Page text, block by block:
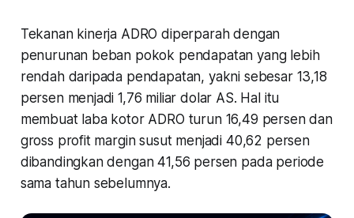
Tekanan kinerja ADRO diperparah dengan
penurunan beban pokok pendapatan yang lebih
rendah daripada pendapatan, yakni sebesar 13,18
persen menjadi 1,76 miliar dolar AS. Hal itu
membuat laba kotor ADRO turun 16,49 persen dan
gross profit margin susut menjadi 40,62 persen
dibandingkan dengan 41,56 persen pada periode
sama tahun sebelumnya.